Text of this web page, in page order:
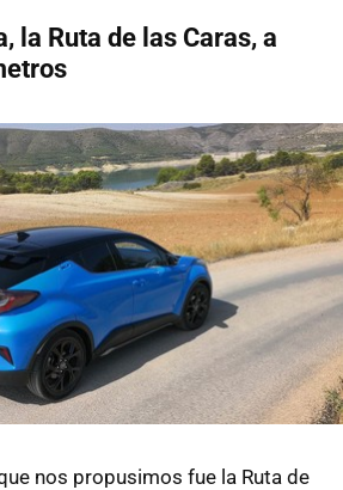
la Ruta de las Caras, a
nos propusimos fue la Ruta de